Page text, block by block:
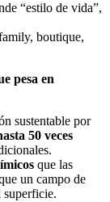
“estilo de vida”,
boutique,
pesa en
sustentable por
50 veces
que las
un campo de
superficie.